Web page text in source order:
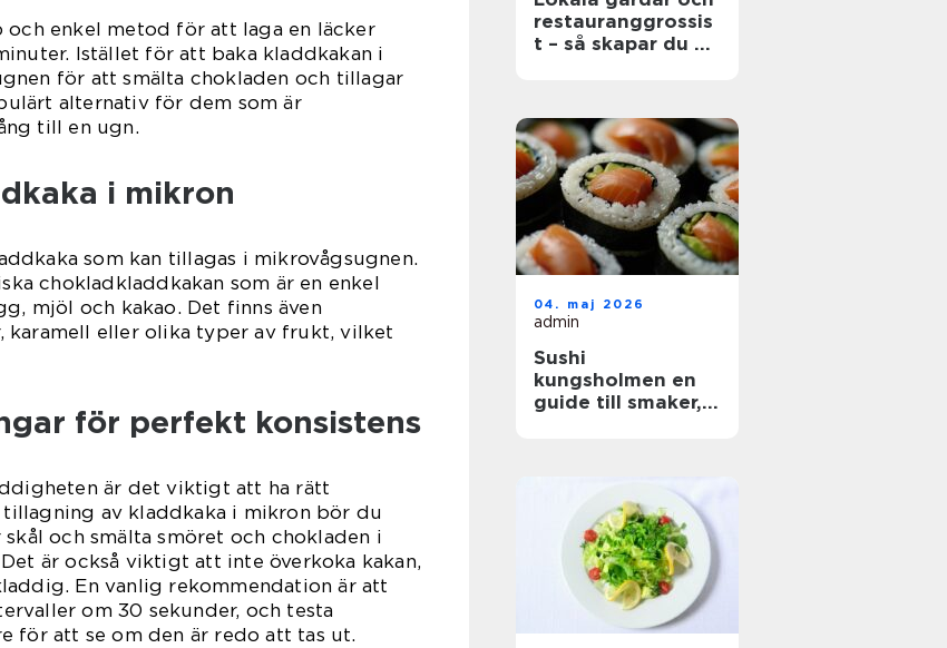
och enkel metod för att laga en läcker
Istället för att baka kladdkakan i
för att smälta chokladen och tillagar
alternativ för dem som är
till en ugn.
i mikron
som kan tillagas i mikrovågsugnen.
chokladkladdkakan som är en enkel
mjöl och kakao. Det finns även
karamell eller olika typer av frukt, vilket
för perfekt konsistens
är det viktigt att ha rätt
av kladdkaka i mikron bör du
och smälta smöret och chokladen i
är också viktigt att inte överkoka kakan,
En vanlig rekommendation är att
om 30 sekunder, och testa
för att se om den är redo att tas ut.
restauranggrossis
t – så skapar du en
04. maj 2026
admin
Sushi
kungsholmen en
guide till smaker,